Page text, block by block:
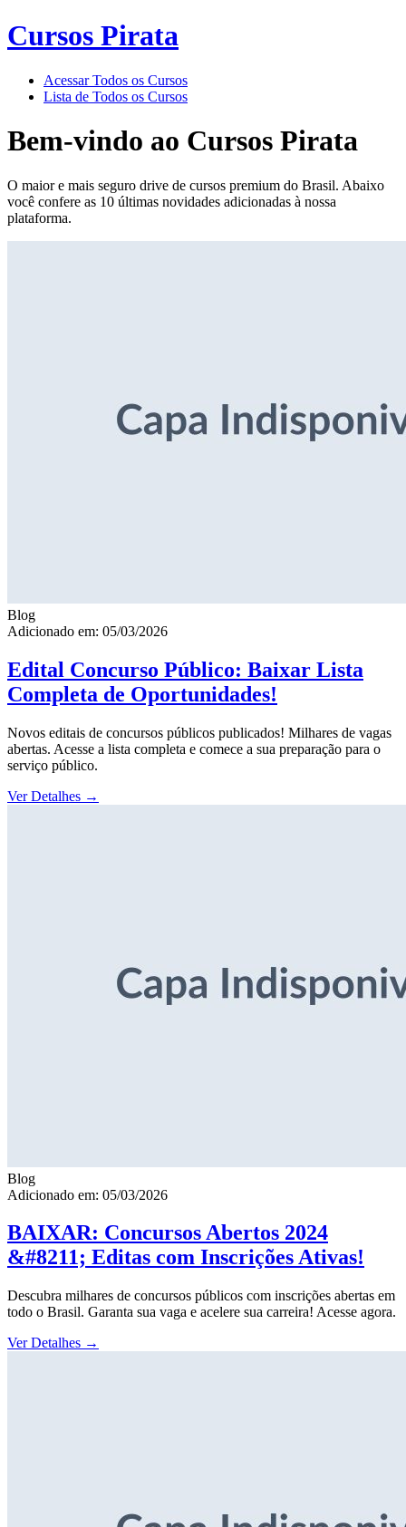
Cursos Pirata
Acessar Todos os Cursos
Lista de Todos os Cursos
Bem-vindo ao Cursos Pirata
O maior e mais seguro drive de cursos premium do Brasil. Abaixo
você confere as 10 últimas novidades adicionadas à nossa
plataforma.
Blog
Adicionado em: 05/03/2026
Edital Concurso Público: Baixar Lista
Completa de Oportunidades!
Novos editais de concursos públicos publicados! Milhares de vagas
abertas. Acesse a lista completa e comece a sua preparação para o
serviço público.
Ver Detalhes →
Blog
Adicionado em: 05/03/2026
BAIXAR: Concursos Abertos 2024
&#8211; Editas com Inscrições Ativas!
Descubra milhares de concursos públicos com inscrições abertas em
todo o Brasil. Garanta sua vaga e acelere sua carreira! Acesse agora.
Ver Detalhes →